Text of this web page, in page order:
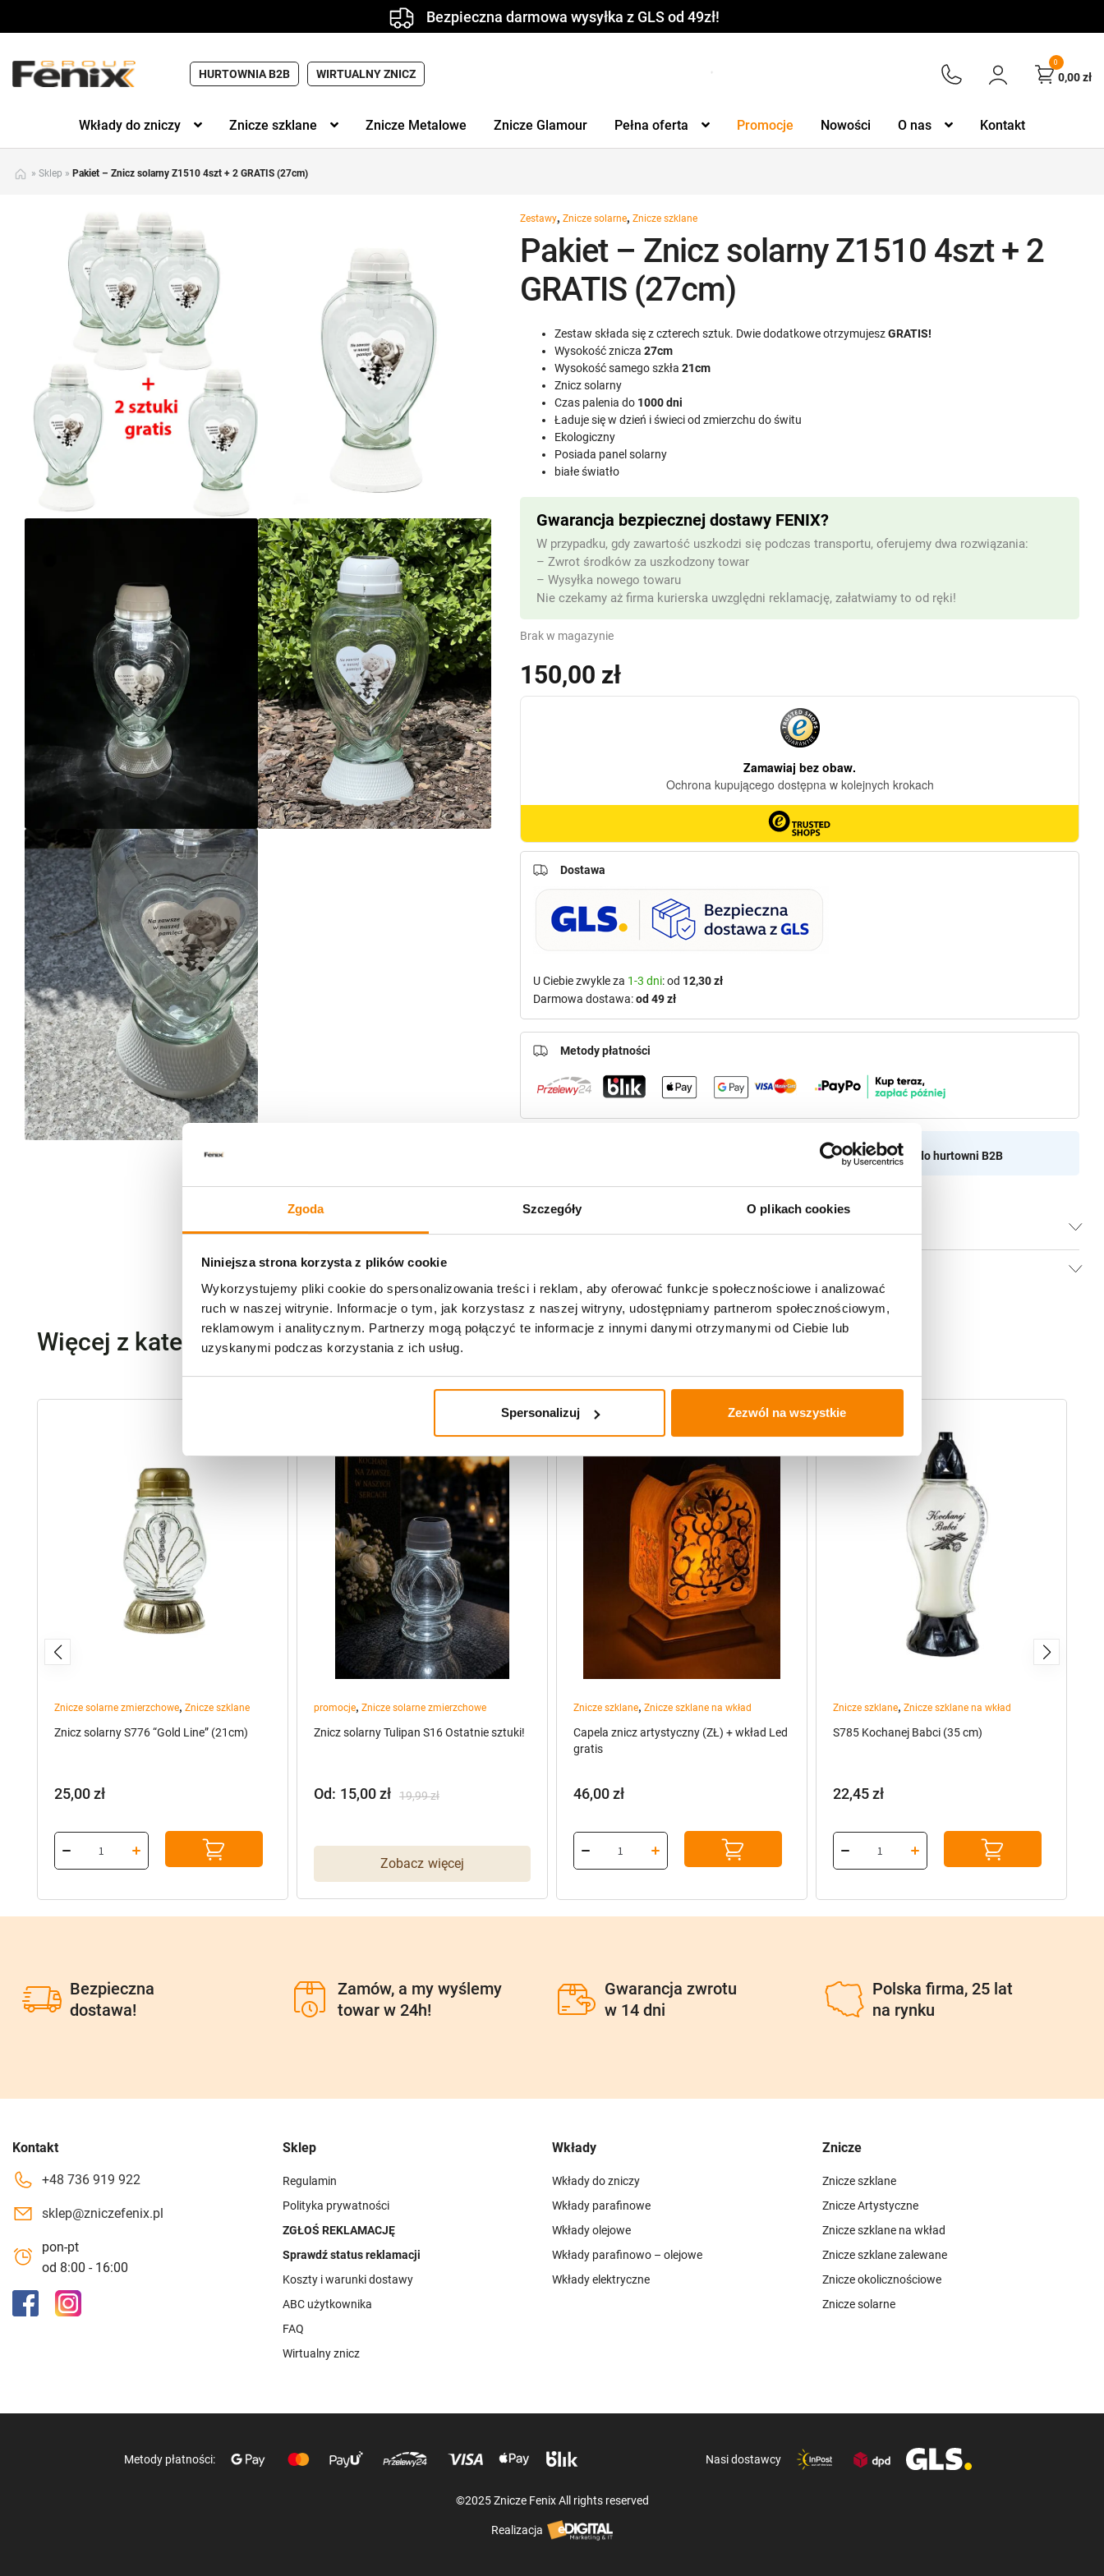
Zgoda Szczegóły O plikach cookies
Niniejsza strona korzysta z plików cookie
Wykorzystujemy pliki cookie do spersonalizowania treści i reklam, aby oferować funkcje społecznościowe i analizować
ruch w naszej witrynie. Informacje o tym, jak korzystasz z naszej witryny, udostępniamy partnerom społecznościowym,
reklamowym i analitycznym. Partnerzy mogą połączyć te informacje z innymi danymi otrzymanymi od Ciebie lub
uzyskanymi podczas korzystania z ich usług.
Spersonalizuj Zezwól na wszystkie
Bezpieczna darmowa wysyłka z GLS od 49zł!
HURTOWNIA B2B WIRTUALNY ZNICZ
0
0,00zł
Wkłady do zniczy Znicze szklane Znicze Metalowe Znicze Glamour Pełna oferta Promocje Nowości O nas Kontakt
» Sklep » Pakiet – Znicz solarny Z1510 4szt + 2 GRATIS (27cm)
Zestawy,Znicze solarne,Znicze szklane
Pakiet – Znicz solarny Z1510 4szt + 2
GRATIS (27cm)
150,00 zł
Zestaw składa się z czterech sztuk. Dwie dodatkowe otrzymujeszGRATIS!
Wysokość znicza27cm
Wysokość samego szkła21cm
Znicz solarny
Czas palenia do 1000 dni
Ładuje się w dzień i świeci od zmierzchu do świtu
Ekologiczny
Posiada panel solarny
białe światło
Brak w magazynie
Gwarancja bezpiecznej dostawy FENIX?
W przypadku, gdy zawartość uszkodzi się podczas transportu, oferujemy dwa rozwiązania:
– Zwrot środków za uszkodzony towar
– Wysyłka nowego towaru
Nie czekamy aż firma kurierska uwzględni reklamację, załatwiamy to od ręki!
Potrzebujesz większą ilość? Zapraszamy do naszej hurtowniiPrzejdź do hurtowni B2B
Dostawa
U Ciebie zwykle za 1-3 dni: od 12,30 zł
Darmowa dostawa:od 49 zł
Metody płatności
Więcej z kategorii Zestawy
Znicze solarne zmierzchowe, Znicze szklane
Znicz solarny S776 “Gold Line” (21cm)
25,00zł
promocje, Znicze solarne zmierzchowe
Znicz solarny Tulipan S16 Ostatnie sztuki!
Zobacz więcej
19,99zł
Od: 15,00zł
Znicze szklane, Znicze szklane na wkład
Capela znicz artystyczny (ZŁ) + wkład Led
gratis
46,00zł
Znicze szklane, Znicze szklane na wkład
S785 Kochanej Babci (35 cm)
22,45zł
Bezpieczna
dostawa!
Zamów, a my wyślemy
towar w 24h!
Gwarancja zwrotu
w 14 dni
Polska firma, 25 lat
na rynku
Kontakt
+48 736 919 922
sklep@zniczefenix.pl
pon-pt
od 8:00 - 16:00
Sklep
Regulamin
Polityka prywatności
ZGŁOŚ REKLAMACJĘ
Sprawdź status reklamacji
Koszty i warunki dostawy
ABC użytkownika
FAQ
Wirtualny znicz
Wkłady
Wkłady do zniczy
Wkłady parafinowe
Wkłady olejowe
Wkłady parafinowo – olejowe
Wkłady elektryczne
Znicze
Znicze szklane
Znicze Artystyczne
Znicze szklane na wkład
Znicze szklane zalewane
Znicze okolicznościowe
Znicze solarne
Metody płatności: Nasi dostawcy
©2025 Znicze Fenix All rights reserved
Realizacja